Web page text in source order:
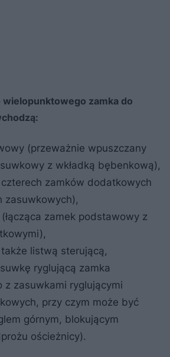
wielopunktowego zamka do
(przeważnie wpuszczany
z wkładką bębenkową),
zamków dodatkowych
zasuwkowych),
zamek podstawowy z
listwą sterującą,
ryglującą zamka
z zasuwkami ryglującymi
przy czym może być
górnym, blokującym
ościeżnicy).